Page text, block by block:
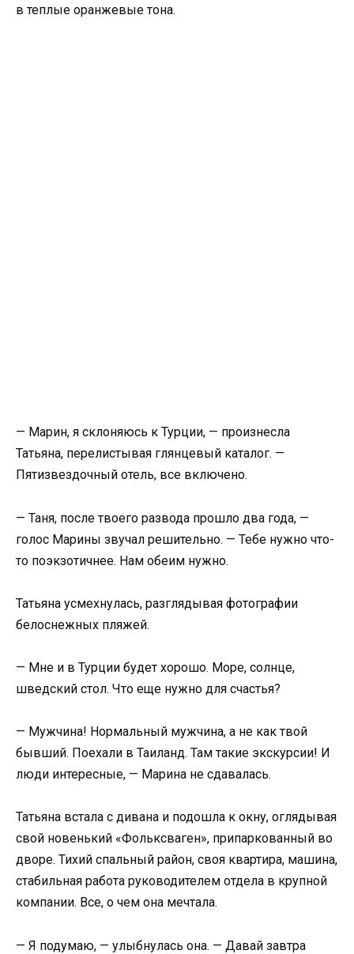
в теплые оранжевые тона.
— Марин, я склоняюсь к Турции, — произнесла
Татьяна, перелистывая глянцевый каталог. —
Пятизвездочный отель, все включено.
— Таня, после твоего развода прошло два года, —
голос Марины звучал решительно. — Тебе нужно что-
то поэкзотичнее. Нам обеим нужно.
Татьяна усмехнулась, разглядывая фотографии
белоснежных пляжей.
— Мне и в Турции будет хорошо. Море, солнце,
шведский стол. Что еще нужно для счастья?
— Мужчина! Нормальный мужчина, а не как твой
бывший. Поехали в Таиланд. Там такие экскурсии! И
люди интересные, — Марина не сдавалась.
Татьяна встала с дивана и подошла к окну, оглядывая
свой новенький «Фольксваген», припаркованный во
дворе. Тихий спальный район, своя квартира, машина,
стабильная работа руководителем отдела в крупной
компании. Все, о чем она мечтала.
— Я подумаю, — улыбнулась она. — Давай завтра